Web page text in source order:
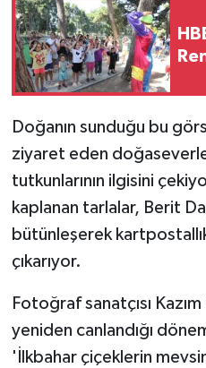
Doğanın sunduğu bu
ziyaret eden
tutkunlarının ilgisini
kaplanan tarlalar, Berit
bütünleşerek
çıkarıyor.
Fotoğraf sanatçısı
yeniden canlandığı
'İlkbahar çiçeklerin